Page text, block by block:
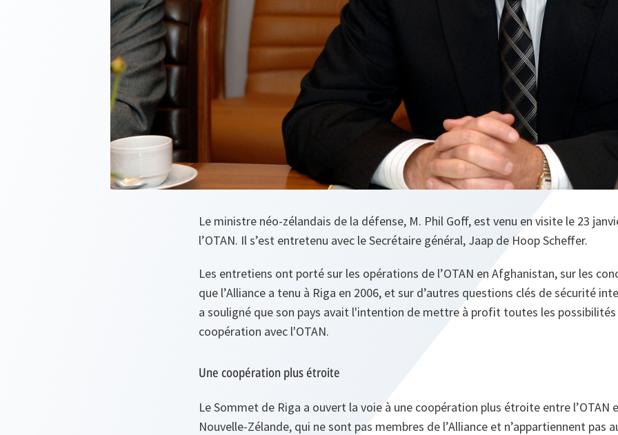
Le ministre néo-zélandais de la défense, M. Phil Goff, est venu en visite le 23
l’OTAN. Il s’est entretenu avec le Secrétaire général, Jaap de Hoop Scheffer.
Les entretiens ont porté sur les opérations de l’OTAN en Afghanistan, sur les
que l’Alliance a tenu à Riga en 2006, et sur d’autres questions clés de sécurité
a souligné que son pays avait l'intention de mettre à profit toutes les
coopération avec l'OTAN.
Une coopération plus étroite
Le Sommet de Riga a ouvert la voie à une coopération plus étroite entre l’OTAN
Nouvelle-Zélande, qui ne sont pas membres de l’Alliance et n’appartiennent pas